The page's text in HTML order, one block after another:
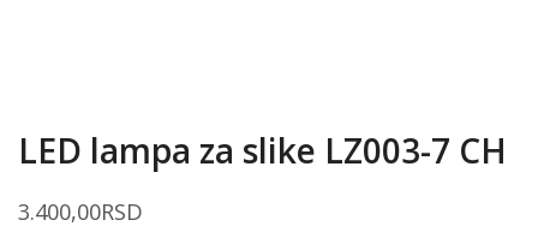
LED lampa za slike LZ003-7 CH
3.400,00RSD